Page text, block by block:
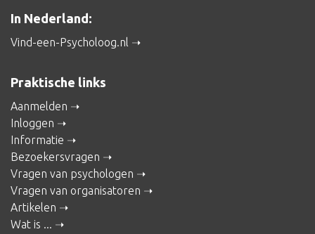
In Nederland:
Vind-een-Psycholoog.nl
Praktische links
Aanmelden
Inloggen
Informatie
Bezoekersvragen
Vragen van psychologen
Vragen van organisatoren
Artikelen
Wat is ...